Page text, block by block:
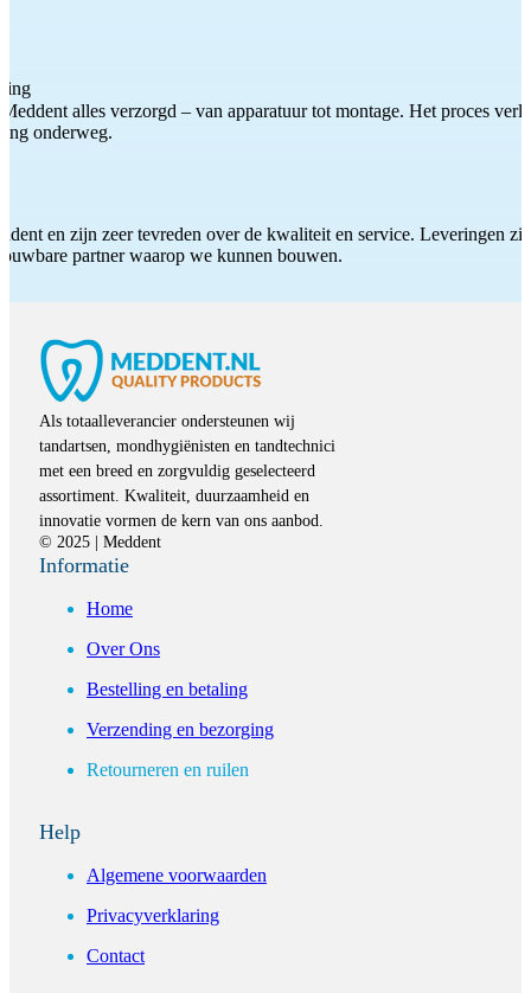
alles verzorgd – van apparatuur tot montage. Het proces
onderweg.
en zijn zeer tevreden over de kwaliteit en service. Leveringen
partner waarop we kunnen bouwen.
Als totaalleverancier ondersteunen wij
tandartsen, mondhygiënisten en tandtechnici
met een breed en zorgvuldig geselecteerd
assortiment. Kwaliteit, duurzaamheid en
innovatie vormen de kern van ons aanbod.
© 2025 | Meddent
Informatie
Home
Over Ons
Bestelling en betaling
Verzending en bezorging
Retourneren en ruilen
Help
Algemene voorwaarden
Privacyverklaring
Contact